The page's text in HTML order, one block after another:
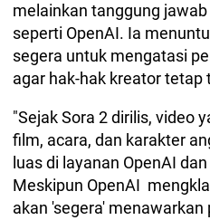
melainkan tanggung
seperti OpenAI. Ia
segera untuk mengatasi
agar hak-hak kreator tetap
"Sejak Sora 2 dirilis, video
film, acara, dan karakter
luas di layanan OpenAI
Meskipun OpenAI
akan 'segera'